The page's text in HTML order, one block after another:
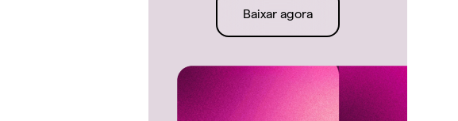
Baixar agora